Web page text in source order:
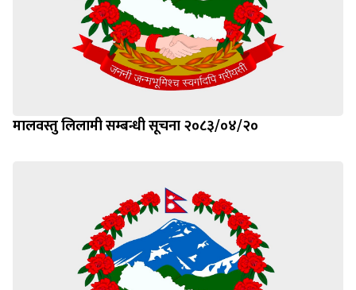
मालवस्तु लिलामी सम्बन्धी सूचना २०८३/०४/२०